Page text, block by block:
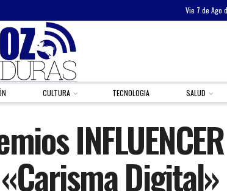
Vie 7 de Ago
CULTURA TECNOLOGIA SALUD
INFLUENCER
Digital»